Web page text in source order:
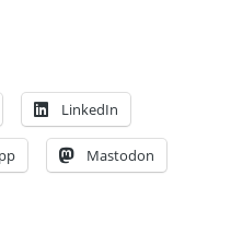
LinkedIn
Mastodon